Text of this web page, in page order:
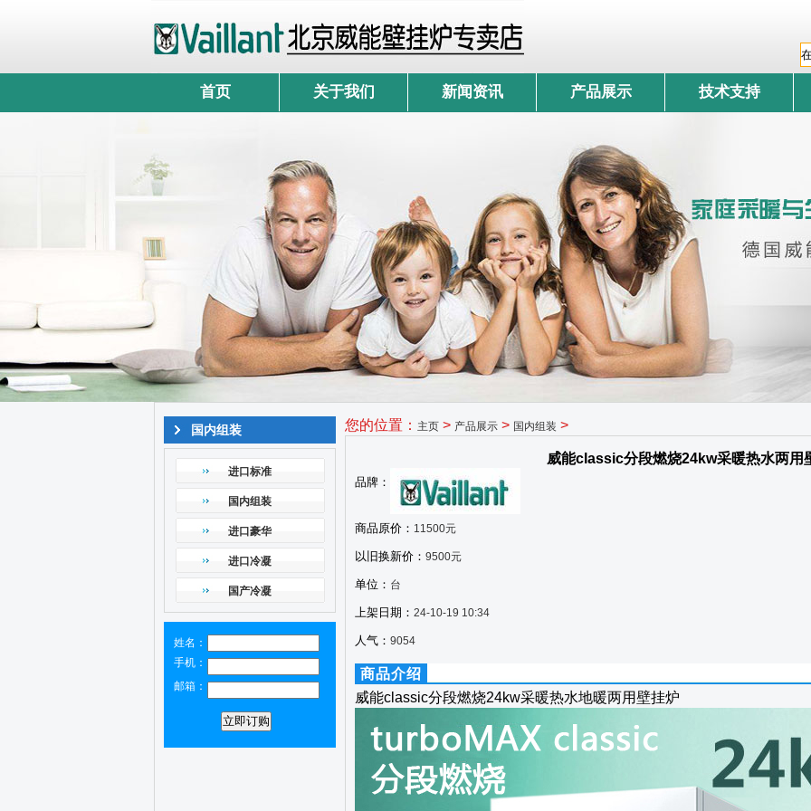
首页 关于我们 新闻资讯 产品展示 技术支持
国内组装
进口标准
国内组装
进口豪华
进口冷凝
国产冷凝
姓名：
手机：
邮箱：
您的位置： 主页 > 产品展示 > 国内组装 >
威能classic分段燃烧24kw采暖热水两用
品牌：
商品原价： 11500元
以旧换新价： 9500元
单位： 台
上架日期： 24-10-19 10:34
人气： 9054
商品介绍
威能classic分段燃烧24kw采暖热水地暖两用壁挂炉